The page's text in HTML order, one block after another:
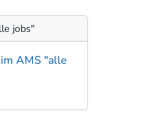
jobs"
AMS "alle